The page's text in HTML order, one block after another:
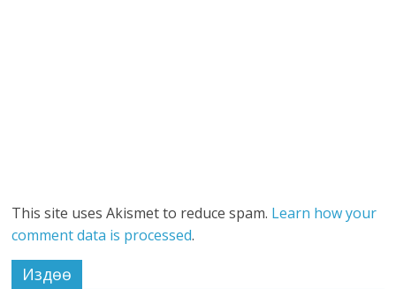
This site uses Akismet to reduce spam. Learn how your
comment data is processed.
Издөө